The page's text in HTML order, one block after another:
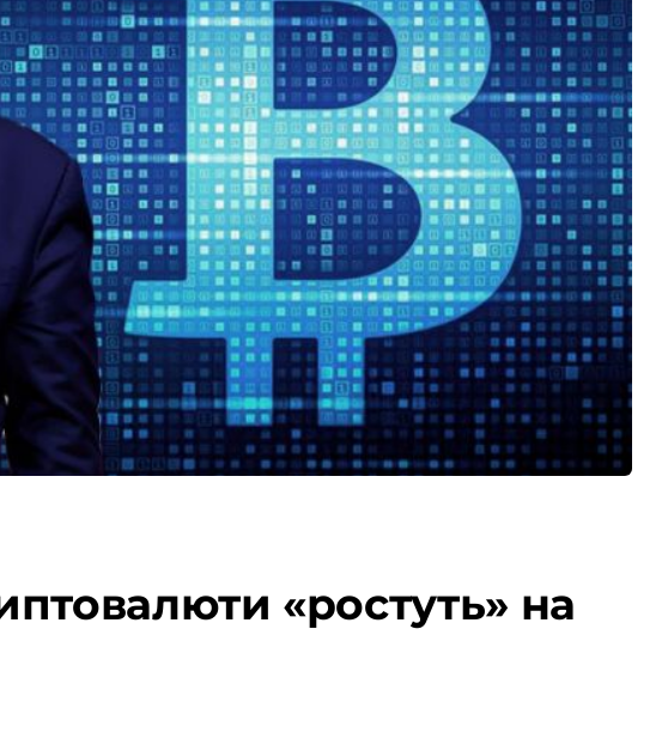
«ростуть» на